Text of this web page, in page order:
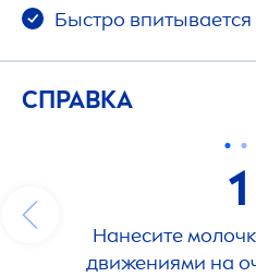
Быстро впитывается
СПРАВКА
1
Нанесите
движениями на